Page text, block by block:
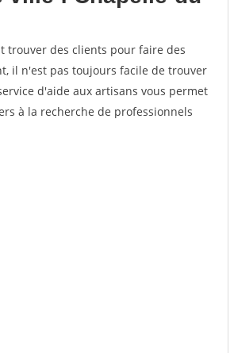
trouver des clients pour faire des
il n'est pas toujours facile de trouver
d'aide aux artisans vous permet
à la recherche de professionnels